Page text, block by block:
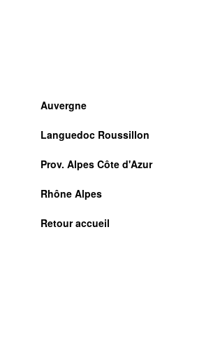
Auvergne
Languedoc Roussillon
Prov. Alpes Côte d'Azur
Rhône Alpes
Retour accueil